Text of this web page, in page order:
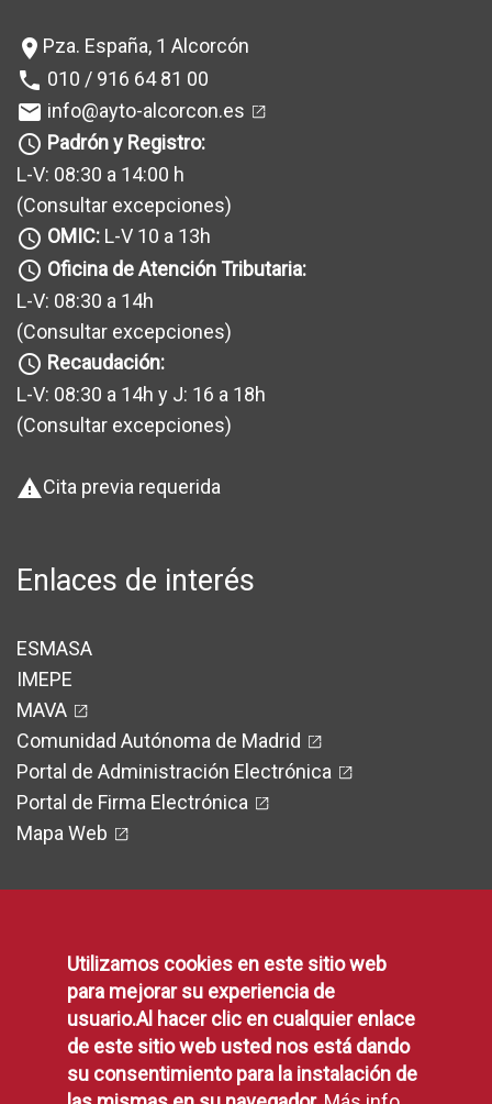
location_on Pza. España, 1 Alcorcón
phone 010 / 916 64 81 00
mail info@ayto-alcorcon.es
query_builder Padrón y Registro:
L-V: 08:30 a 14:00 h
(Consultar excepciones)
query_builder OMIC: L-V 10 a 13h
query_builder Oficina de Atención Tributaria:
L-V: 08:30 a 14h
(Consultar excepciones)
query_builder Recaudación:
L-V: 08:30 a 14h y J: 16 a 18h
(Consultar excepciones)
warningCita previa requerida
Enlaces de interés
ESMASA
IMEPE
MAVA
Comunidad Autónoma de Madrid
Portal de Administración Electrónica
Portal de Firma Electrónica
Mapa Web
Legal
Protección de Datos
Política de Privacidad
Aviso Legal
Utilizamos cookies en este sitio web
para mejorar su experiencia de
usuario.Al hacer clic en cualquier enlace
de este sitio web usted nos está dando
su consentimiento para la instalación de